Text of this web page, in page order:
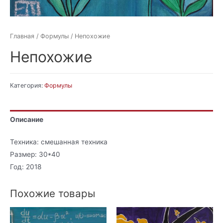
Главная / Формулы / Непохожие
Непохожие
Категория: Формулы
Описание
Техника: смешанная техника
Размер: 30*40
Год: 2018
Похожие товары